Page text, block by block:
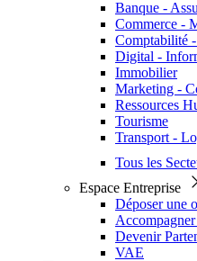
Banque -
Commerce -
Comptabilité
Digital -
Immobilier
Marketing -
Ressources
Tourisme
Transport -
Tous les
Espace Entreprise
Déposer une
Devenir
VAE